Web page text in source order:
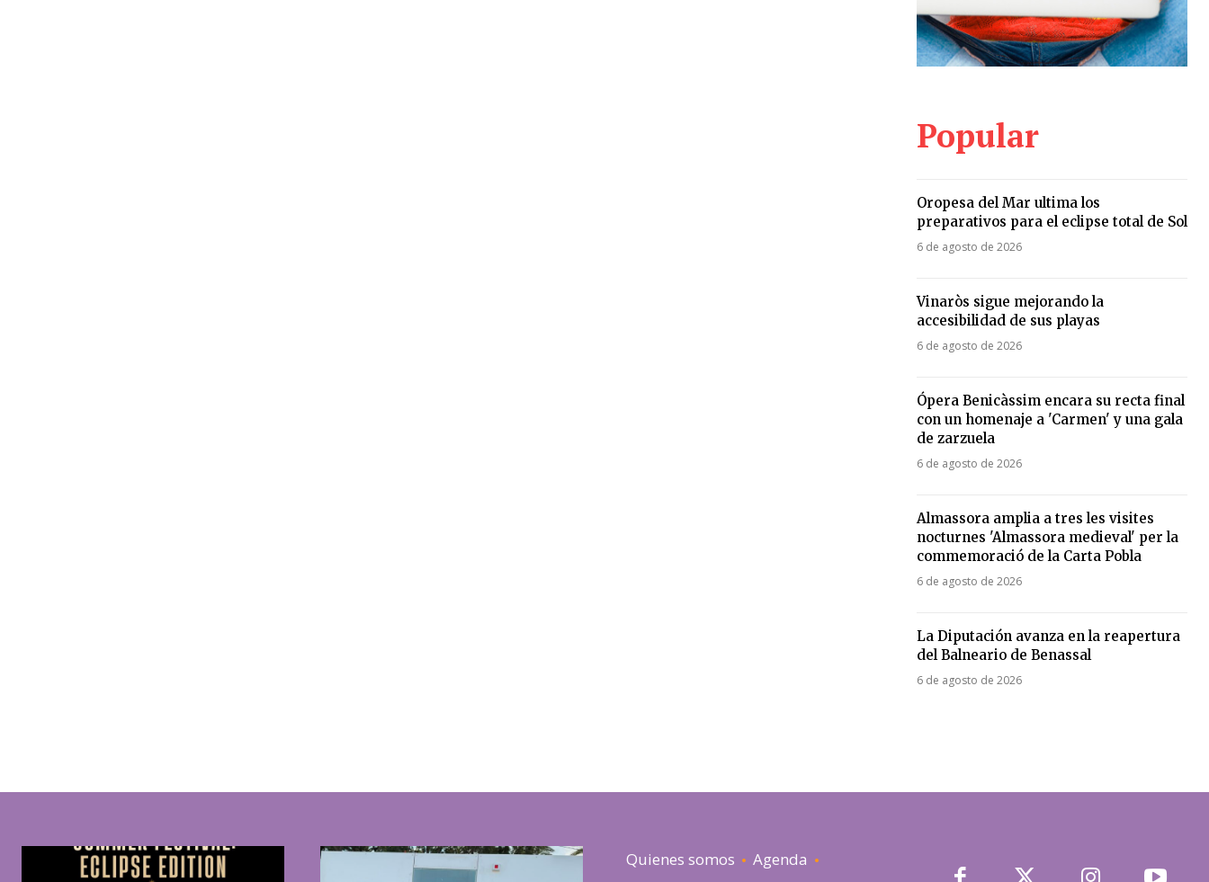
Popular
Oropesa del Mar ultima los
preparativos para el eclipse total de Sol
6 de agosto de 2026
Vinaròs sigue mejorando la
accesibilidad de sus playas
6 de agosto de 2026
Ópera Benicàssim encara su recta final
con un homenaje a 'Carmen' y una gala
de zarzuela
6 de agosto de 2026
Almassora amplia a tres les visites
nocturnes 'Almassora medieval' per la
commemoració de la Carta Pobla
6 de agosto de 2026
La Diputación avanza en la reapertura
del Balneario de Benassal
6 de agosto de 2026
Quienes somos Agenda